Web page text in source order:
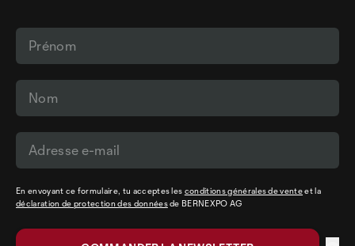
En envoyant ce formulaire, tu acceptes les conditions générales de venteet la
déclaration de protection des donnéesde BERNEXPO AG